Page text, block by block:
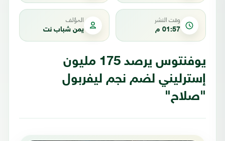
وقت النشر
01:57 م
المؤلف
يمن شباب نت
يوفنتوس يرصد 175 مليون
إسترليني لضم نجم ليفربول
"صلاح"